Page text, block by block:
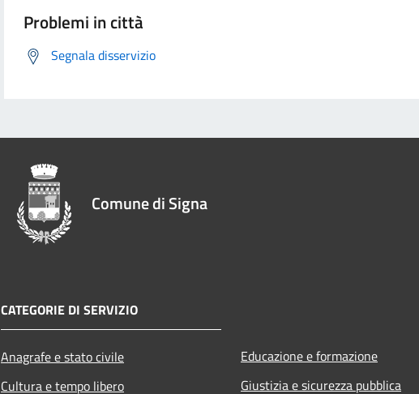
Problemi in città
Segnala disservizio
Comune di Signa
CATEGORIE DI SERVIZIO
Anagrafe e stato civile
Cultura e tempo libero
Educazione e formazione
Giustizia e sicurezza pubblica